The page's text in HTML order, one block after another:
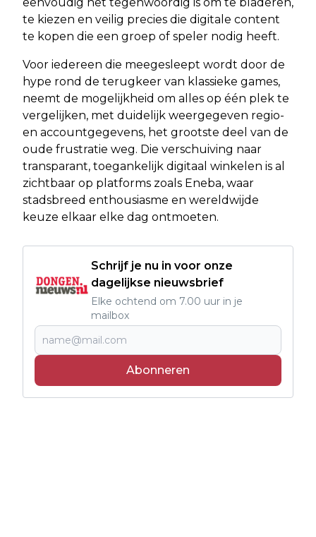
eenvoudig het tegenwoordig is om te bladeren,
te kiezen en veilig precies die digitale content
te kopen die een groep of speler nodig heeft.
Voor iedereen die meegesleept wordt door de
hype rond de terugkeer van klassieke games,
neemt de mogelijkheid om alles op één plek te
vergelijken, met duidelijk weergegeven regio-
en accountgegevens, het grootste deel van de
oude frustratie weg. Die verschuiving naar
transparant, toegankelijk digitaal winkelen is al
zichtbaar op platforms zoals Eneba, waar
stadsbreed enthousiasme en wereldwijde
keuze elkaar elke dag ontmoeten.
Schrijf je nu in voor onze
dagelijkse nieuwsbrief
Elke ochtend om 7.00 uur in je
mailbox
Abonneren